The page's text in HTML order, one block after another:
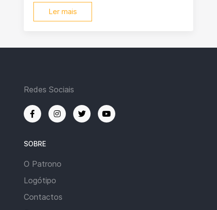
Ler mais
Redes Sociais
SOBRE
O Patrono
Logótipo
Contactos